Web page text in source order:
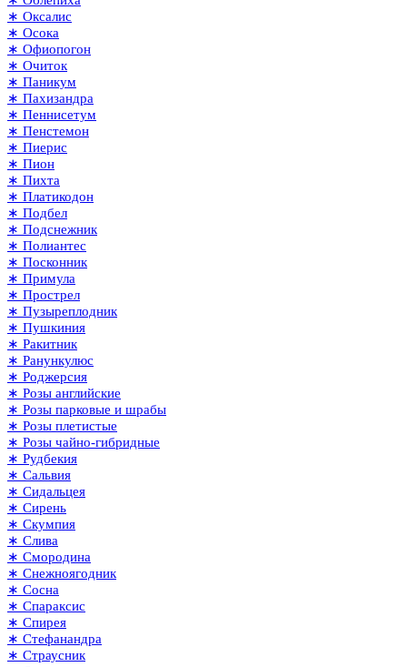
∗ Оксалис
∗ Осока
∗ Офиопогон
∗ Очиток
∗ Паникум
∗ Пахизандра
∗ Пеннисетум
∗ Пенстемон
∗ Пиерис
∗ Пион
∗ Пихта
∗ Платикодон
∗ Подбел
∗ Подснежник
∗ Полиантес
∗ Посконник
∗ Примула
∗ Прострел
∗ Пузыреплодник
∗ Пушкиния
∗ Ракитник
∗ Ранункулюс
∗ Роджерсия
∗ Розы английские
∗ Розы парковые и шрабы
∗ Розы плетистые
∗ Розы чайно-гибридные
∗ Рудбекия
∗ Сальвия
∗ Сидальцея
∗ Сирень
∗ Скумпия
∗ Слива
∗ Смородина
∗ Снежноягодник
∗ Сосна
∗ Спараксис
∗ Спирея
∗ Стефанандра
∗ Страусник